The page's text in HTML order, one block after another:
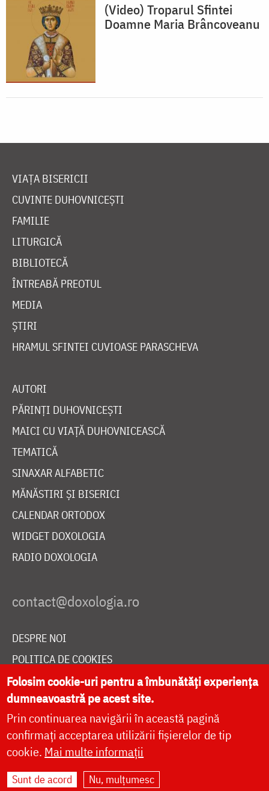
(Video) Troparul Sfintei
Doamne Maria Brâncoveanu
VIAȚA BISERICII
CUVINTE DUHOVNICEȘTI
FAMILIE
LITURGICĂ
BIBLIOTECĂ
ÎNTREABĂ PREOTUL
MEDIA
ȘTIRI
HRAMUL SFINTEI CUVIOASE PARASCHEVA
AUTORI
PĂRINȚI DUHOVNICEȘTI
MAICI CU VIAȚĂ DUHOVNICEASCĂ
TEMATICĂ
SINAXAR ALFABETIC
MĂNĂSTIRI ȘI BISERICI
CALENDAR ORTODOX
WIDGET DOXOLOGIA
RADIO DOXOLOGIA
DESPRE NOI
POLITICA DE COOKIES
DONEAZĂ ONLINE PENTRU CATEDRALA NAȚIONALĂ
LIVE
Site dezvoltat deDOXOLOGIA MEDIA
Folosim cookie-uri pentru a îmbunătăți experiența
dumneavoastră pe acest site.
Prin continuarea navigării în această pagină
confirmați acceptarea utilizării fișierelor de tip
cookie. Mai multe informații
Sunt de acord Nu, mulțumesc